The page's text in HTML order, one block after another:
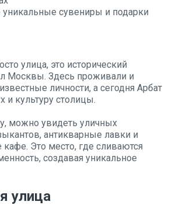
уникальные сувениры и подарки
улица, это исторический
Москвы. Здесь проживали и
личности, а сегодня Арбат
и культуру столицы.
можно увидеть уличных
антикварные лавки и
Это место, где сливаются
создавая уникальное
улица